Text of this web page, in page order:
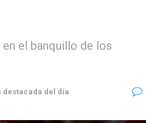
el banquillo de los
destacada del día